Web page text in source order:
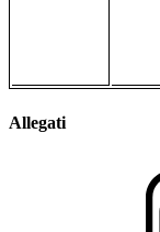
Allegati